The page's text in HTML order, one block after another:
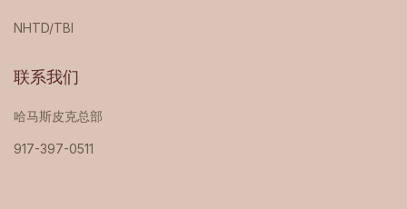
NHTD/TBI
联系我们
哈马斯皮克总部
917-397-0511